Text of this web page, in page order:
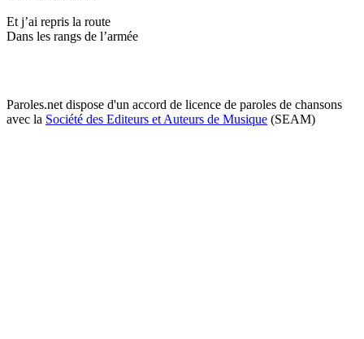
Et j’ai repris la route
Dans les rangs de l’armée
Paroles.net dispose d'un accord de licence de paroles de chansons
avec la Société des Editeurs et Auteurs de Musique (SEAM)